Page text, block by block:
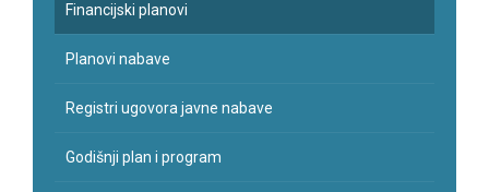
Financijski planovi
Planovi nabave
Registri ugovora javne nabave
Godišnji plan i program